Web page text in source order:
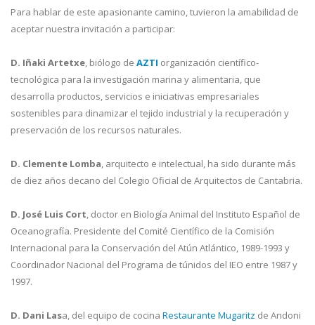
Para hablar de este apasionante camino, tuvieron la amabilidad de
aceptar nuestra invitación a participar:
D. Iñaki Artetxe, biólogo de AZTI organización científico-
tecnológica para la investigación marina y alimentaria, que
desarrolla productos, servicios e iniciativas empresariales
sostenibles para dinamizar el tejido industrial y la recuperación y
preservación de los recursos naturales.
D. Clemente Lomba, arquitecto e intelectual, ha sido durante más
de diez años decano del Colegio Oficial de Arquitectos de Cantabria.
D. José Luis Cort, doctor en Biología Animal del Instituto Español de
Oceanografía. Presidente del Comité Científico de la Comisión
Internacional para la Conservación del Atún Atlántico, 1989-1993 y
Coordinador Nacional del Programa de túnidos del IEO entre 1987 y
1997.
D. Dani Lasa, del equipo de cocina Restaurante Mugaritz de Andoni